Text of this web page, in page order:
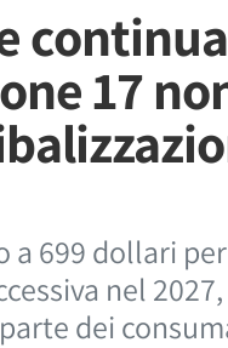
17
699 dollari
nel
dei